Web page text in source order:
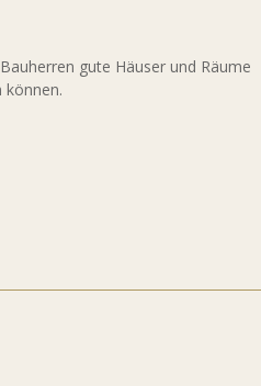
gute Häuser und Räume
können.